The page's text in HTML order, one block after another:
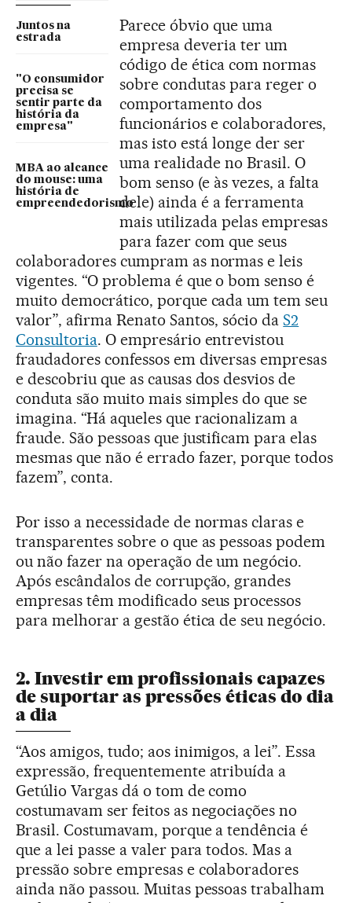
Juntos na
estrada
"O consumidor
precisa se
sentir parte da
história da
empresa"
MBA ao alcance
do mouse: uma
história de
empreendedorismo
Parece óbvio que uma
empresa deveria ter um
código de ética com normas
sobre condutas para reger o
comportamento dos
funcionários e colaboradores,
mas isto está longe der ser
uma realidade no Brasil. O
bom senso (e às vezes, a falta
dele) ainda é a ferramenta
mais utilizada pelas empresas
para fazer com que seus
colaboradores cumpram as normas e leis
vigentes. “O problema é que o bom senso é
muito democrático, porque cada um tem seu
valor”, afirma Renato Santos, sócio daS2
Consultoria. O empresário entrevistou
fraudadores confessos em diversas empresas
e descobriu que as causas dos desvios de
conduta são muito mais simples do que se
imagina. “Há aqueles que racionalizam a
fraude. São pessoas que justificam para elas
mesmas que não é errado fazer, porque todos
fazem”, conta.
Por isso a necessidade de normas claras e
transparentes sobre o que as pessoas podem
ou não fazer na operação de um negócio.
Após escândalos de corrupção, grandes
empresas têm modificado seus processos
para melhorar a gestão ética de seu negócio.
2. Investir em profissionais capazes
de suportar as pressões éticas do dia
a dia
“Aos amigos, tudo; aos inimigos, a lei”. Essa
expressão, frequentemente atribuída a
Getúlio Vargas dá o tom de como
costumavam ser feitos as negociações no
Brasil. Costumavam, porque a tendência é
que a lei passe a valer para todos. Mas a
pressão sobre empresas e colaboradores
ainda não passou. Muitas pessoas trabalham